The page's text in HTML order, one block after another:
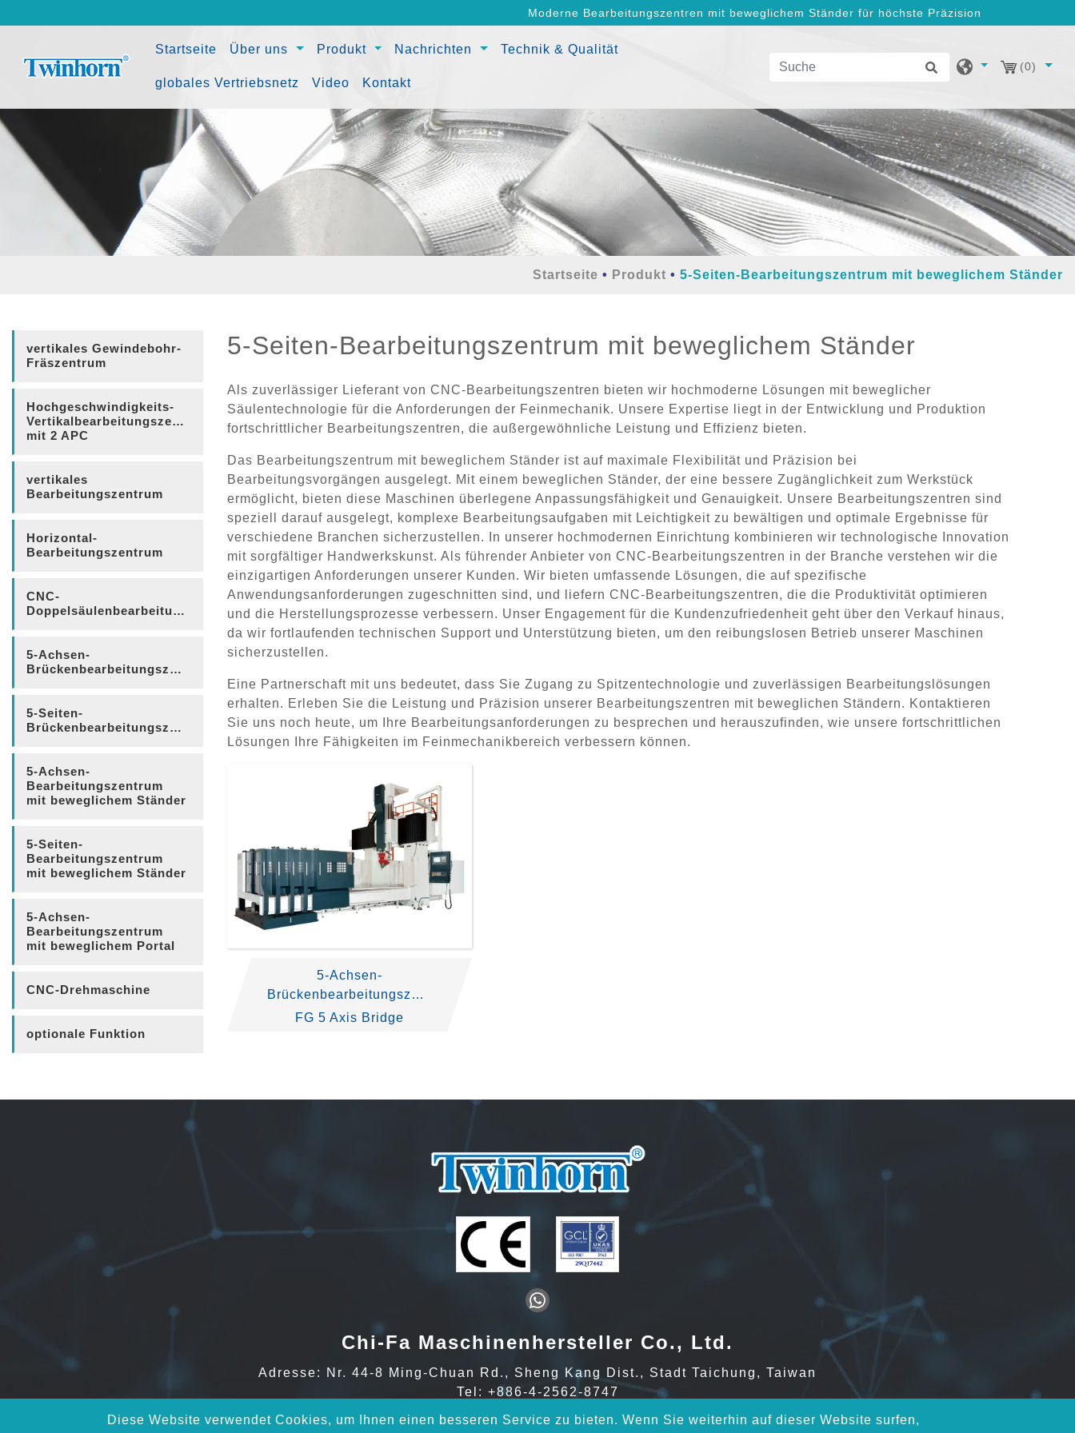
Moderne Bearbeitungszentren mit beweglichem Ständer für höchste Präzision
Startseite (current)
Über uns Produkt Nachrichten Technik & Qualität
globales Vertriebsnetz Video Kontakt
(0)
Startseite Produkt 5-Seiten-Bearbeitungszentrum mit beweglichem Ständer
vertikales Gewindebohr-
Fräszentrum
Hochgeschwindigkeits-
Vertikalbearbeitungszentrum
mit 2 APC
vertikales
Bearbeitungszentrum
Horizontal-
Bearbeitungszentrum
CNC-
Doppelsäulenbearbeitungszentrum
5-Achsen-
Brückenbearbeitungszentrum
5-Seiten-
Brückenbearbeitungszentrum
5-Achsen-
Bearbeitungszentrum
mit beweglichem Ständer
5-Seiten-
Bearbeitungszentrum
mit beweglichem Ständer
5-Achsen-
Bearbeitungszentrum
mit beweglichem Portal
CNC-Drehmaschine
optionale Funktion
5-Seiten-Bearbeitungszentrum mit beweglichem Ständer
Als zuverlässiger Lieferant von CNC-Bearbeitungszentren bieten wir hochmoderne Lösungen mit beweglicher
Säulentechnologie für die Anforderungen der Feinmechanik. Unsere Expertise liegt in der Entwicklung und Produktion
fortschrittlicher Bearbeitungszentren, die außergewöhnliche Leistung und Effizienz bieten.
Das Bearbeitungszentrum mit beweglichem Ständer ist auf maximale Flexibilität und Präzision bei
Bearbeitungsvorgängen ausgelegt. Mit einem beweglichen Ständer, der eine bessere Zugänglichkeit zum Werkstück
ermöglicht, bieten diese Maschinen überlegene Anpassungsfähigkeit und Genauigkeit. Unsere Bearbeitungszentren sind
speziell darauf ausgelegt, komplexe Bearbeitungsaufgaben mit Leichtigkeit zu bewältigen und optimale Ergebnisse für
verschiedene Branchen sicherzustellen. In unserer hochmodernen Einrichtung kombinieren wir technologische Innovation
mit sorgfältiger Handwerkskunst. Als führender Anbieter von CNC-Bearbeitungszentren in der Branche verstehen wir die
einzigartigen Anforderungen unserer Kunden. Wir bieten umfassende Lösungen, die auf spezifische
Anwendungsanforderungen zugeschnitten sind, und liefern CNC-Bearbeitungszentren, die die Produktivität optimieren
und die Herstellungsprozesse verbessern. Unser Engagement für die Kundenzufriedenheit geht über den Verkauf hinaus,
da wir fortlaufenden technischen Support und Unterstützung bieten, um den reibungslosen Betrieb unserer Maschinen
sicherzustellen.
Eine Partnerschaft mit uns bedeutet, dass Sie Zugang zu Spitzentechnologie und zuverlässigen Bearbeitungslösungen
erhalten. Erleben Sie die Leistung und Präzision unserer Bearbeitungszentren mit beweglichen Ständern. Kontaktieren
Sie uns noch heute, um Ihre Bearbeitungsanforderungen zu besprechen und herauszufinden, wie unsere fortschrittlichen
Lösungen Ihre Fähigkeiten im Feinmechanikbereich verbessern können.
5-Achsen-
Brückenbearbeitungszent
rum
FG 5 Axis Bridge
Diese Website verwendet Cookies, um Ihnen einen besseren Service zu bieten. Wenn Sie weiterhin auf dieser Website surfen,
Chi-Fa Maschinenhersteller Co., Ltd.
Adresse: Nr. 44-8 Ming-Chuan Rd., Sheng Kang Dist., Stadt Taichung, Taiwan
Tel: +886-4-2562-8747